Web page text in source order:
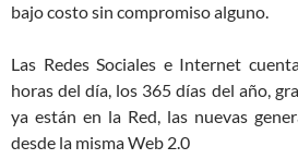
bajo costo sin compromiso alguno.
Las Redes Sociales e Internet
horas del día, los 365 días del año,
ya están en la Red, las nuevas
desde la misma Web 2.0